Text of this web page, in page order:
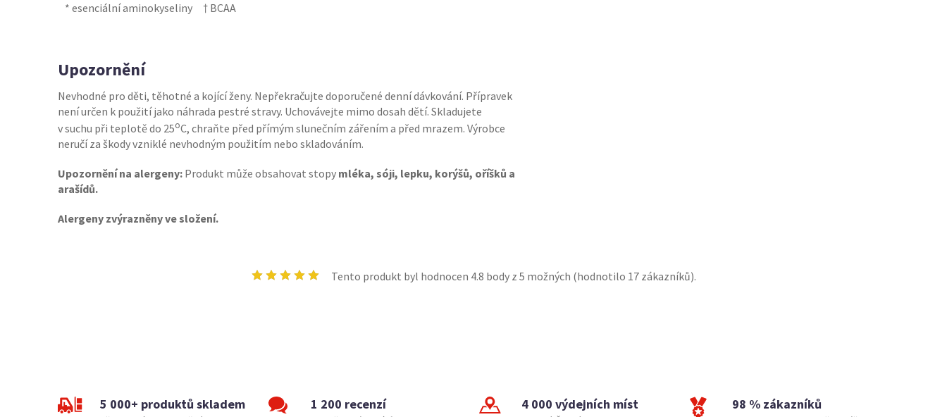
* esenciální aminokyseliny † BCAA
Upozornění
Nevhodné pro děti, těhotné a kojící ženy. Nepřekračujte doporučené denní dávkování. Přípravek
není určen k použití jako náhrada pestré stravy. Uchovávejte mimo dosah dětí. Skladujete
v suchu při teplotě do 25oC, chraňte před přímým slunečním zářením a před mrazem. Výrobce
neručí za škody vzniklé nevhodným použitím nebo skladováním.
Upozornění na alergeny: Produkt může obsahovat stopy mléka, sóji, lepku, korýšů, oříšků a
arašídů.
Alergeny zvýrazněny ve složení.
Tento produkt byl hodnocen 4.8 body z 5 možných (hodnotilo 17zákazníků).
5 000+ produktů skladem 1 200 recenzí 4 000 výdejních míst 98 % zákazníků